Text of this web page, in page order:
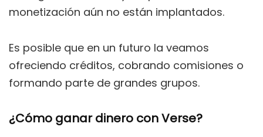
monetización aún no están implantados.
Es posible que en un futuro la veamos
ofreciendo créditos, cobrando comisiones o
formando parte de grandes grupos.
¿Cómo ganar dinero con Verse?